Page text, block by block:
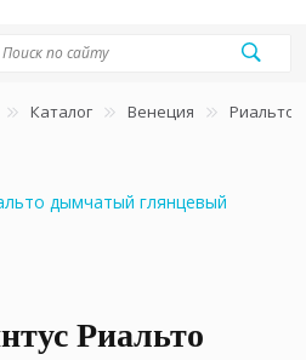
Каталог Венеция Риальто
Риальто